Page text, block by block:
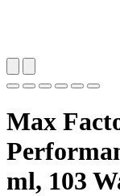
Max
ml, 103